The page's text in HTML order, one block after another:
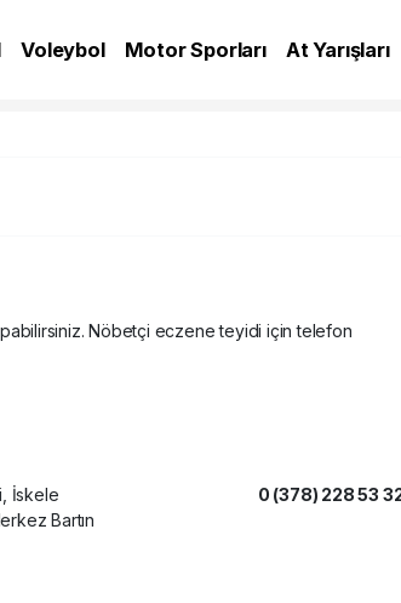
Voleybol Motor Sporları
At Yarışları
Nöbetçi eczene teyidi için telefon
İskele
Bartın
0 (378) 228 53